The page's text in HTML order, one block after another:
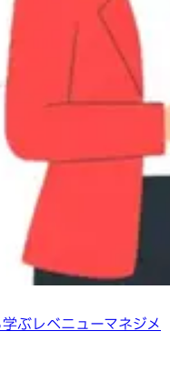
ぶレベニューマネジメ